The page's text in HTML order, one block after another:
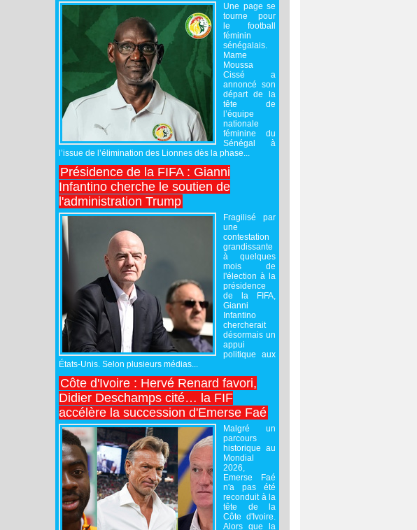
Une page se
tourne pour
le football
féminin
sénégalais.
Mame
Moussa
Cissé a
annoncé son
départ de la
tête de
l’équipe
nationale
féminine du
Sénégal à
l’issue de l’élimination des Lionnes dès la phase...
Présidence de la FIFA : Gianni
Infantino cherche le soutien de
l'administration Trump
Fragilisé par
une
contestation
grandissante
à quelques
mois de
l'élection à la
présidence
de la FIFA,
Gianni
Infantino
chercherait
désormais un
appui
politique aux
États-Unis. Selon plusieurs médias...
Côte d'Ivoire : Hervé Renard favori,
Didier Deschamps cité… la FIF
accélère la succession d'Emerse Faé
Malgré un
parcours
historique au
Mondial
2026,
Emerse Faé
n'a pas été
reconduit à la
tête de la
Côte d'Ivoire.
Alors que la